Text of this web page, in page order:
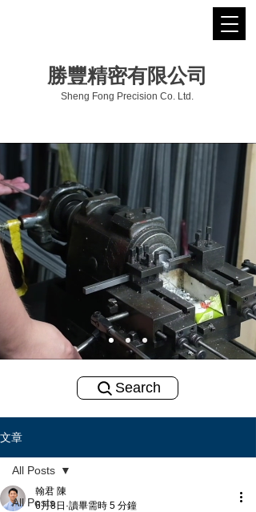
勝豐精密有限公司
Sheng Fong Precision Co. Ltd.
Search
文章
All Posts
All Posts
翰君 陳
6月8日 讀畢需時 5 分鐘